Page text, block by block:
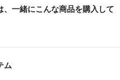
、一緒にこんな商品を購入して
ム